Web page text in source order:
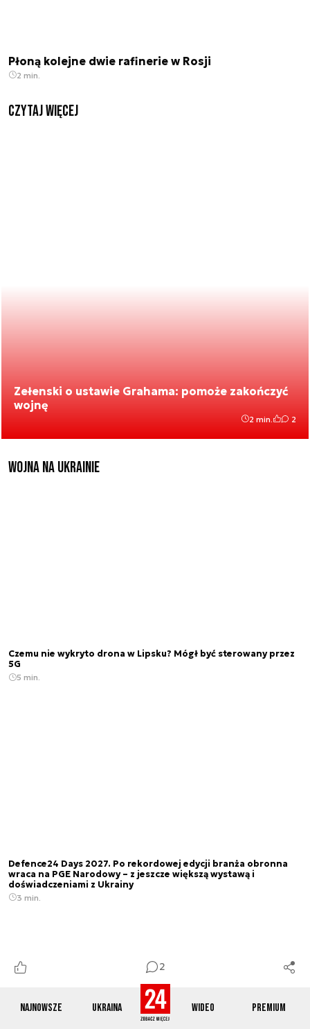
Najnowsze Ukraina Wideo Premium
2
Płoną kolejne dwie rafinerie w Rosji
2 min.
czytaj więcej
Zełenski o ustawie Grahama: pomoże zakończyć
wojnę
2 min. 2
Wojna na Ukrainie
Czemu nie wykryto drona w Lipsku? Mógł być sterowany przez
5G
5 min.
Defence24 Days 2027. Po rekordowej edycji branża obronna
wraca na PGE Narodowy – z jeszcze większą wystawą i
doświadczeniami z Ukrainy
3 min.